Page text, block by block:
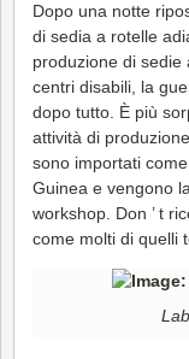
Dopo una notte
di sedia a rotelle
produzione di
centri disabili, la
dopo tutto. È più
attività di
sono importati
Guinea e vengono
workshop. Don ’ t
come molti di quelli